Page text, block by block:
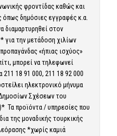
φροντίδας καθώς και
όπως δημόσιες εγγραφές κ.α.
διαμαρτυρηθεί στον
την μετάδοση χιλίων
«ήπιας ισχύος»
μπορεί να τηλεφωνεί
18 91 000, 211 18 92 000
ηλεκτρονικό μήνυμα
Σχέσεων του
Τα προϊόντα / υπηρεσίες που
της μοναδικής τουρκικής
*χωρίς καμιά